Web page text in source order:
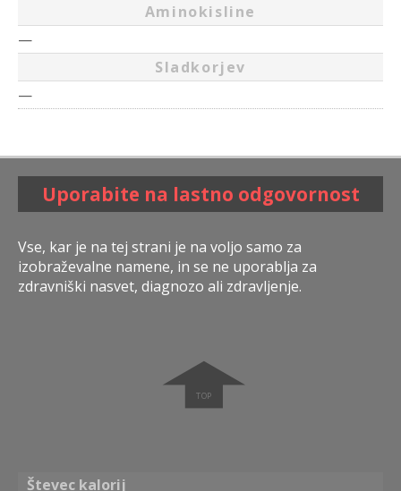
Aminokisline
—
Sladkorjev
—
Uporabite na lastno odgovornost
Vse, kar je na tej strani je na voljo samo za
izobraževalne namene, in se ne uporablja za
zdravniški nasvet, diagnozo ali zdravljenje.
➧
Števec kalorij